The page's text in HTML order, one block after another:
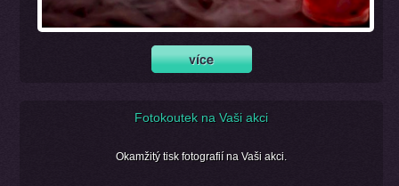
Fotokoutek na Vaši akci
Okamžitý tisk fotografií na Vaši akci.